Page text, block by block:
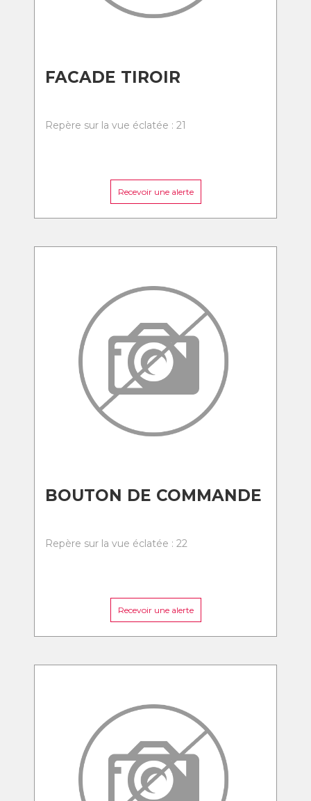
FACADE TIROIR
Repère sur la vue éclatée : 21
Recevoir une alerte
BOUTON DE COMMANDE
Repère sur la vue éclatée : 22
Recevoir une alerte